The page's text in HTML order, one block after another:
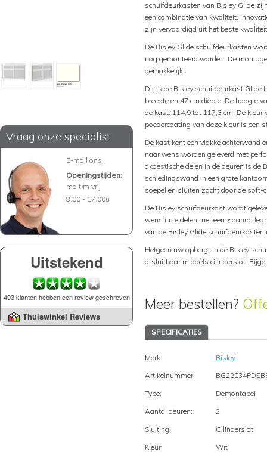
Vraag onze specialist
E-mail ons
Openingstijden:
ma t/m vrij
8.00 - 17.00u
Uitstekend
493 klanten hebben een review geschreven
Thuiswinkel Reviews
schuifdeurkasten van Bisley Glide
een combinatie van kwaliteit,
zijn vervaardigd uit het beste
De Bisley Glide schuifdeurkasten
nog gemonteerd worden. De
gemakkelijk.
Dit is de Bisley schuifdeurkast Glide
breedte en 47 cm diepte. De hoogte
de kast: 114,9 tot 117,3 cm. De
poedercoating van deze kleur is een
De kast kent een vlakke achterwand
naar wens worden geleverd met
akoestische delen in de deuren is
schiedingswand in een grote
soepel en sluiten zacht door de
De Bisley schuifdeurkast wordt
wens in te delen met een xaanral
van de Bisley Glide
Hetgeen uw opbergt in de Bisley
afsluitbaar middels cilinderslot.
Meer bestellen?
SPECIFICATIES
Merk:
Bisley
Artikelnummer:
Type:
Demontabel
Aantal deuren:
2
Sluiting:
Cilinderslot
Kleur:
Wit